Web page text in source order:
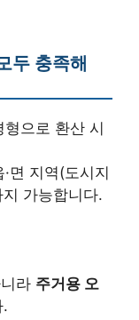
두 충족해
으로 환산 시
면 지역(도시지
지 가능합니다.
라 주거용 오
.